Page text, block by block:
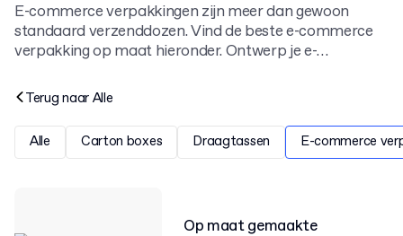
E-commerce verpakkingen zijn meer dan gewoon
standaard verzenddozen. Vind de beste e-commerce
verpakking op maat hieronder. Ontwerp je e-
tussen de 30 en 30.000 dozen binnen 14 dagen bij jou
op de stoep.
Terug naar Alle
Alle Carton boxes Draagtassen E-commerce
Op maat gemaakte